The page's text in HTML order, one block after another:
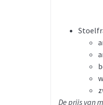
De prijs van